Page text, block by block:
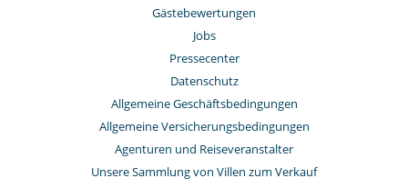
Gästebewertungen
Jobs
Pressecenter
Datenschutz
Allgemeine Geschäftsbedingungen
Allgemeine Versicherungsbedingungen
Agenturen und Reiseveranstalter
Unsere Sammlung von Villen zum Verkauf